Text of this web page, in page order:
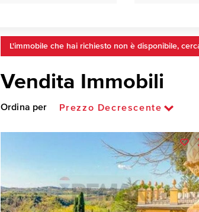
L'immobile che hai richiesto non è disponibile,
Vendita Immobili
Ordina per Prezzo Decrescente